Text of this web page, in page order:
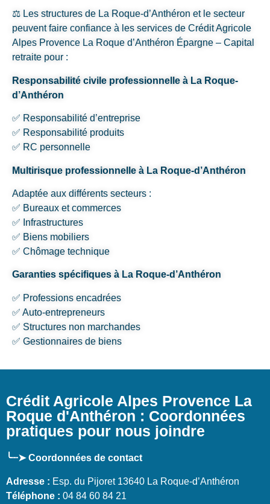
⚖️ Les structures de La Roque-d’Anthéron et le secteur
peuvent faire confiance à les services de Crédit Agricole
Alpes Provence La Roque d’Anthéron Épargne – Capital
retraite pour :
Responsabilité civile professionnelle à La Roque-
d’Anthéron
✅ Responsabilité d’entreprise
✅ Responsabilité produits
✅ RC personnelle
Multirisque professionnelle à La Roque-d’Anthéron
Adaptée aux différents secteurs :
✅ Bureaux et commerces
✅ Infrastructures
✅ Biens mobiliers
✅ Chômage technique
Garanties spécifiques à La Roque-d’Anthéron
✅ Professions encadrées
✅ Auto-entrepreneurs
✅ Structures non marchandes
✅ Gestionnaires de biens
Crédit Agricole Alpes Provence La
Roque d'Anthéron : Coordonnées
pratiques pour nous joindre
╰┈➤ Coordonnées de contact
Adresse : Esp. du Pijoret 13640 La Roque-d’Anthéron
Téléphone : 04 84 60 84 21